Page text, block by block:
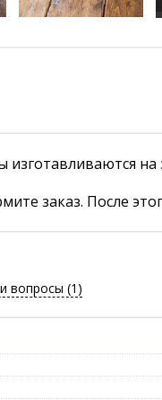
на
заказ. После
вопросы (1)